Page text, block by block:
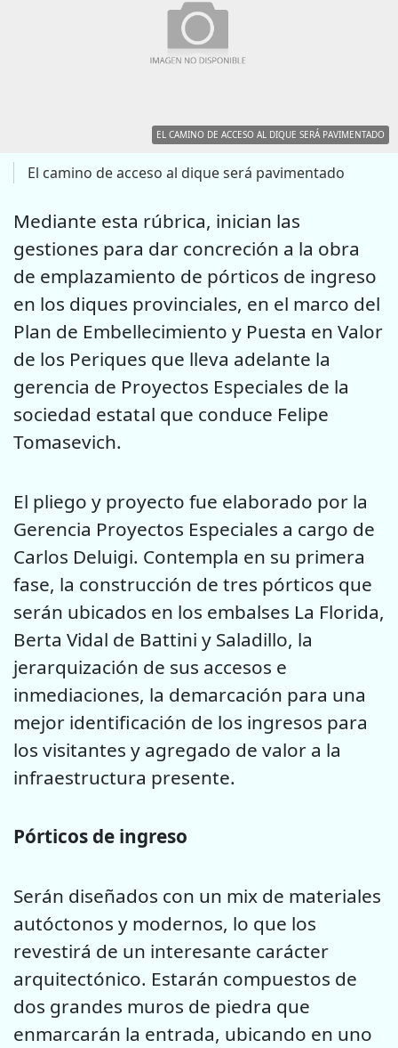
EL CAMINO DE ACCESO AL DIQUE SERÁ PAVIMENTADO
El camino de acceso al dique será pavimentado
Mediante esta rúbrica, inician las
gestiones para dar concreción a la obra
de emplazamiento de pórticos de ingreso
en los diques provinciales, en el marco del
Plan de Embellecimiento y Puesta en Valor
de los Periques que lleva adelante la
gerencia de Proyectos Especiales de la
sociedad estatal que conduce Felipe
Tomasevich.
El pliego y proyecto fue elaborado por la
Gerencia Proyectos Especiales a cargo de
Carlos Deluigi. Contempla en su primera
fase, la construcción de tres pórticos que
serán ubicados en los embalses La Florida,
Berta Vidal de Battini y Saladillo, la
jerarquización de sus accesos e
inmediaciones, la demarcación para una
mejor identificación de los ingresos para
los visitantes y agregado de valor a la
infraestructura presente.
Pórticos de ingreso
Serán diseñados con un mix de materiales
autóctonos y modernos, lo que los
revestirá de un interesante carácter
arquitectónico. Estarán compuestos de
dos grandes muros de piedra que
enmarcarán la entrada, ubicando en uno